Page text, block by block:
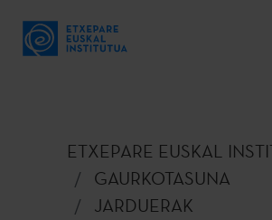
ETXEPARE EUSKAL
GAURKOTASUNA
JARDUERAK